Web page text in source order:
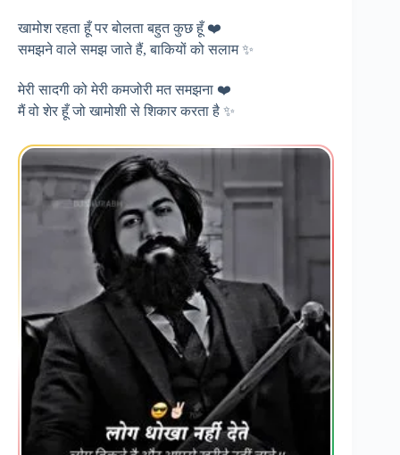
खामोश रहता हूँ पर बोलता बहुत कुछ हूँ ❤️
समझने वाले समझ जाते हैं, बाकियों को सलाम ✨
मेरी सादगी को मेरी कमजोरी मत समझना ❤️
मैं वो शेर हूँ जो खामोशी से शिकार करता है ✨